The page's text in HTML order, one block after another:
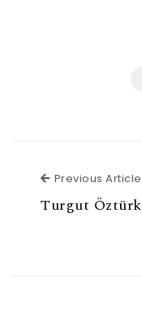
Previous Article
Turgut Öztürk